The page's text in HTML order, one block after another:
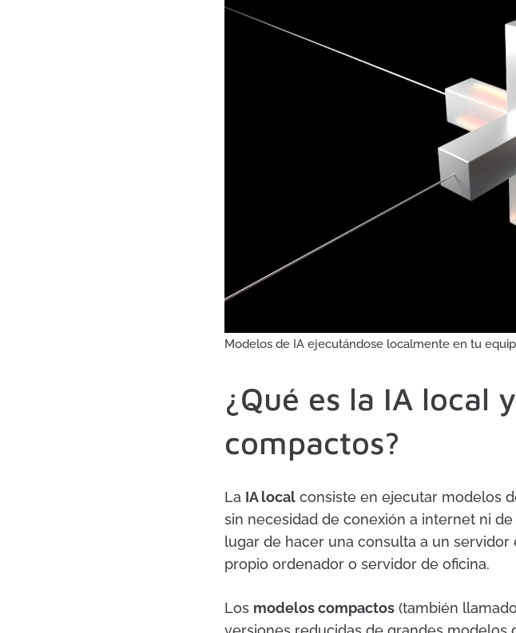
Modelos de IA ejecutándose localmente en tu
¿Qué es la IA local
compactos?
La IA localconsiste en ejecutar modelos
sin necesidad de conexión a internet ni
lugar de hacer una consulta a un
propio ordenador o servidor de oficina.
Los modelos compactos(también